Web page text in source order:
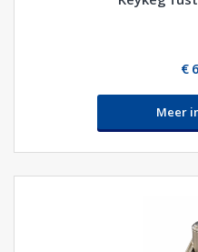
€
Meer